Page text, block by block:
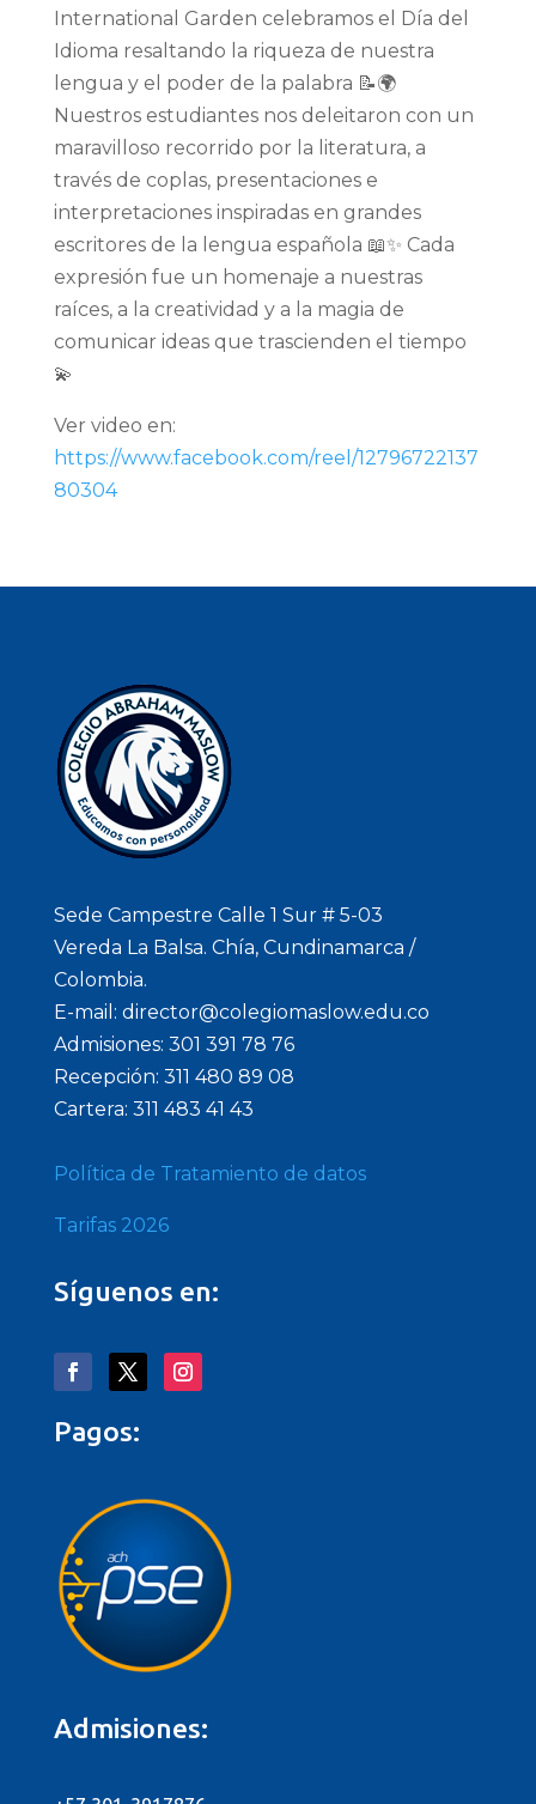
International Garden celebramos el Día del
Idioma resaltando la riqueza de nuestra
lengua y el poder de la palabra 📝🌍
Nuestros estudiantes nos deleitaron con un
maravilloso recorrido por la literatura, a
través de coplas, presentaciones e
interpretaciones inspiradas en grandes
escritores de la lengua española 📖✨ Cada
expresión fue un homenaje a nuestras
raíces, a la creatividad y a la magia de
comunicar ideas que trascienden el tiempo
💫
Ver video en:
https://www.facebook.com/reel/12796722137
80304
Sede Campestre Calle 1 Sur # 5-03
Vereda La Balsa. Chía, Cundinamarca /
Colombia.
E-mail: director@colegiomaslow.edu.co
Admisiones: 301 391 78 76
Recepción: 311 480 89 08
Cartera: 311 483 41 43
Política de Tratamiento de datos
Tarifas 2026
Síguenos en:
Pagos:
Admisiones: